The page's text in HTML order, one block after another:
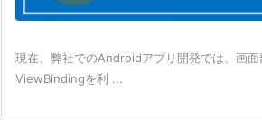
現在、弊社でのAndroidアプリ開発では、画面
ViewBindingを利 ...